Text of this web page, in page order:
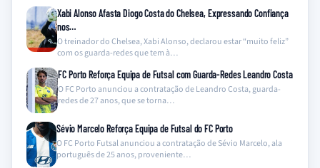
Xabi Alonso Afasta Diogo Costa do Chelsea, Expressando Confiança
nos…
O treinador do Chelsea, Xabi Alonso, declarou estar “muito feliz”
com os guarda-redes que tem à…
FC Porto Reforça Equipa de Futsal com Guarda-Redes Leandro Costa
O FC Porto anunciou a contratação de Leandro Costa, guarda-
redes de 27 anos, que se torna…
Sévio Marcelo Reforça Equipa de Futsal do FC Porto
O FC Porto Futsal anunciou a contratação de Sévio Marcelo, ala
português de 25 anos, proveniente…